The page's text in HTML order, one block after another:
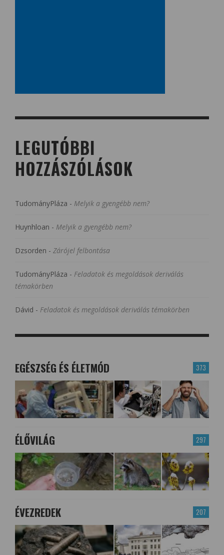
LEGUTÓBBI
HOZZÁSZÓLÁSOK
TudományPláza - Melyik a gyengébb nem?
Huynhloan - Melyik a gyengébb nem?
Dzsorden - Zárójel felbontása
TudományPláza - Feladatok és megoldások deriválás
témakörben
Dávid - Feladatok és megoldások deriválás témakörben
373
EGÉSZSÉG ÉS ÉLETMÓD
297
ÉLŐVILÁG
207
ÉVEZREDEK